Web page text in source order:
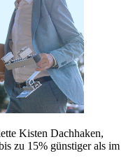
Kisten Dachhaken,
zu 15% günstiger als im